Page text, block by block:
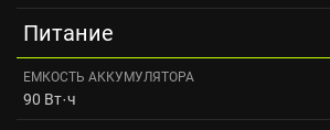
Питание
ЕМКОСТЬ АККУМУЛЯТОРА
90 Вт·ч